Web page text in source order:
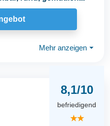
Mehr anzeigen ⏷
8,1/10
befriedigend
★★